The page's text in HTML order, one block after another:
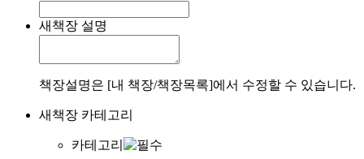
새책장 설명
책장설명은 [내 책장/책장목록]에서 수정할 수 있습니다.
새책장 카테고리
카테고리